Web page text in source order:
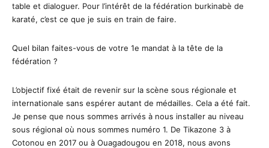
table et dialoguer. Pour l’intérêt de la fédération burkinabè de
karaté, c’est ce que je suis en train de faire.
Quel bilan faites-vous de votre 1e mandat à la tête de la
fédération ?
L’objectif fixé était de revenir sur la scène sous régionale et
internationale sans espérer autant de médailles. Cela a été fait.
Je pense que nous sommes arrivés à nous installer au niveau
sous régional où nous sommes numéro 1. De Tikazone 3 à
Cotonou en 2017 ou à Ouagadougou en 2018, nous avons